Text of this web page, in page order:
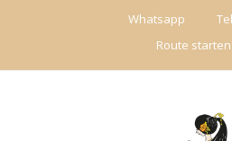
Whatsapp
Route starten